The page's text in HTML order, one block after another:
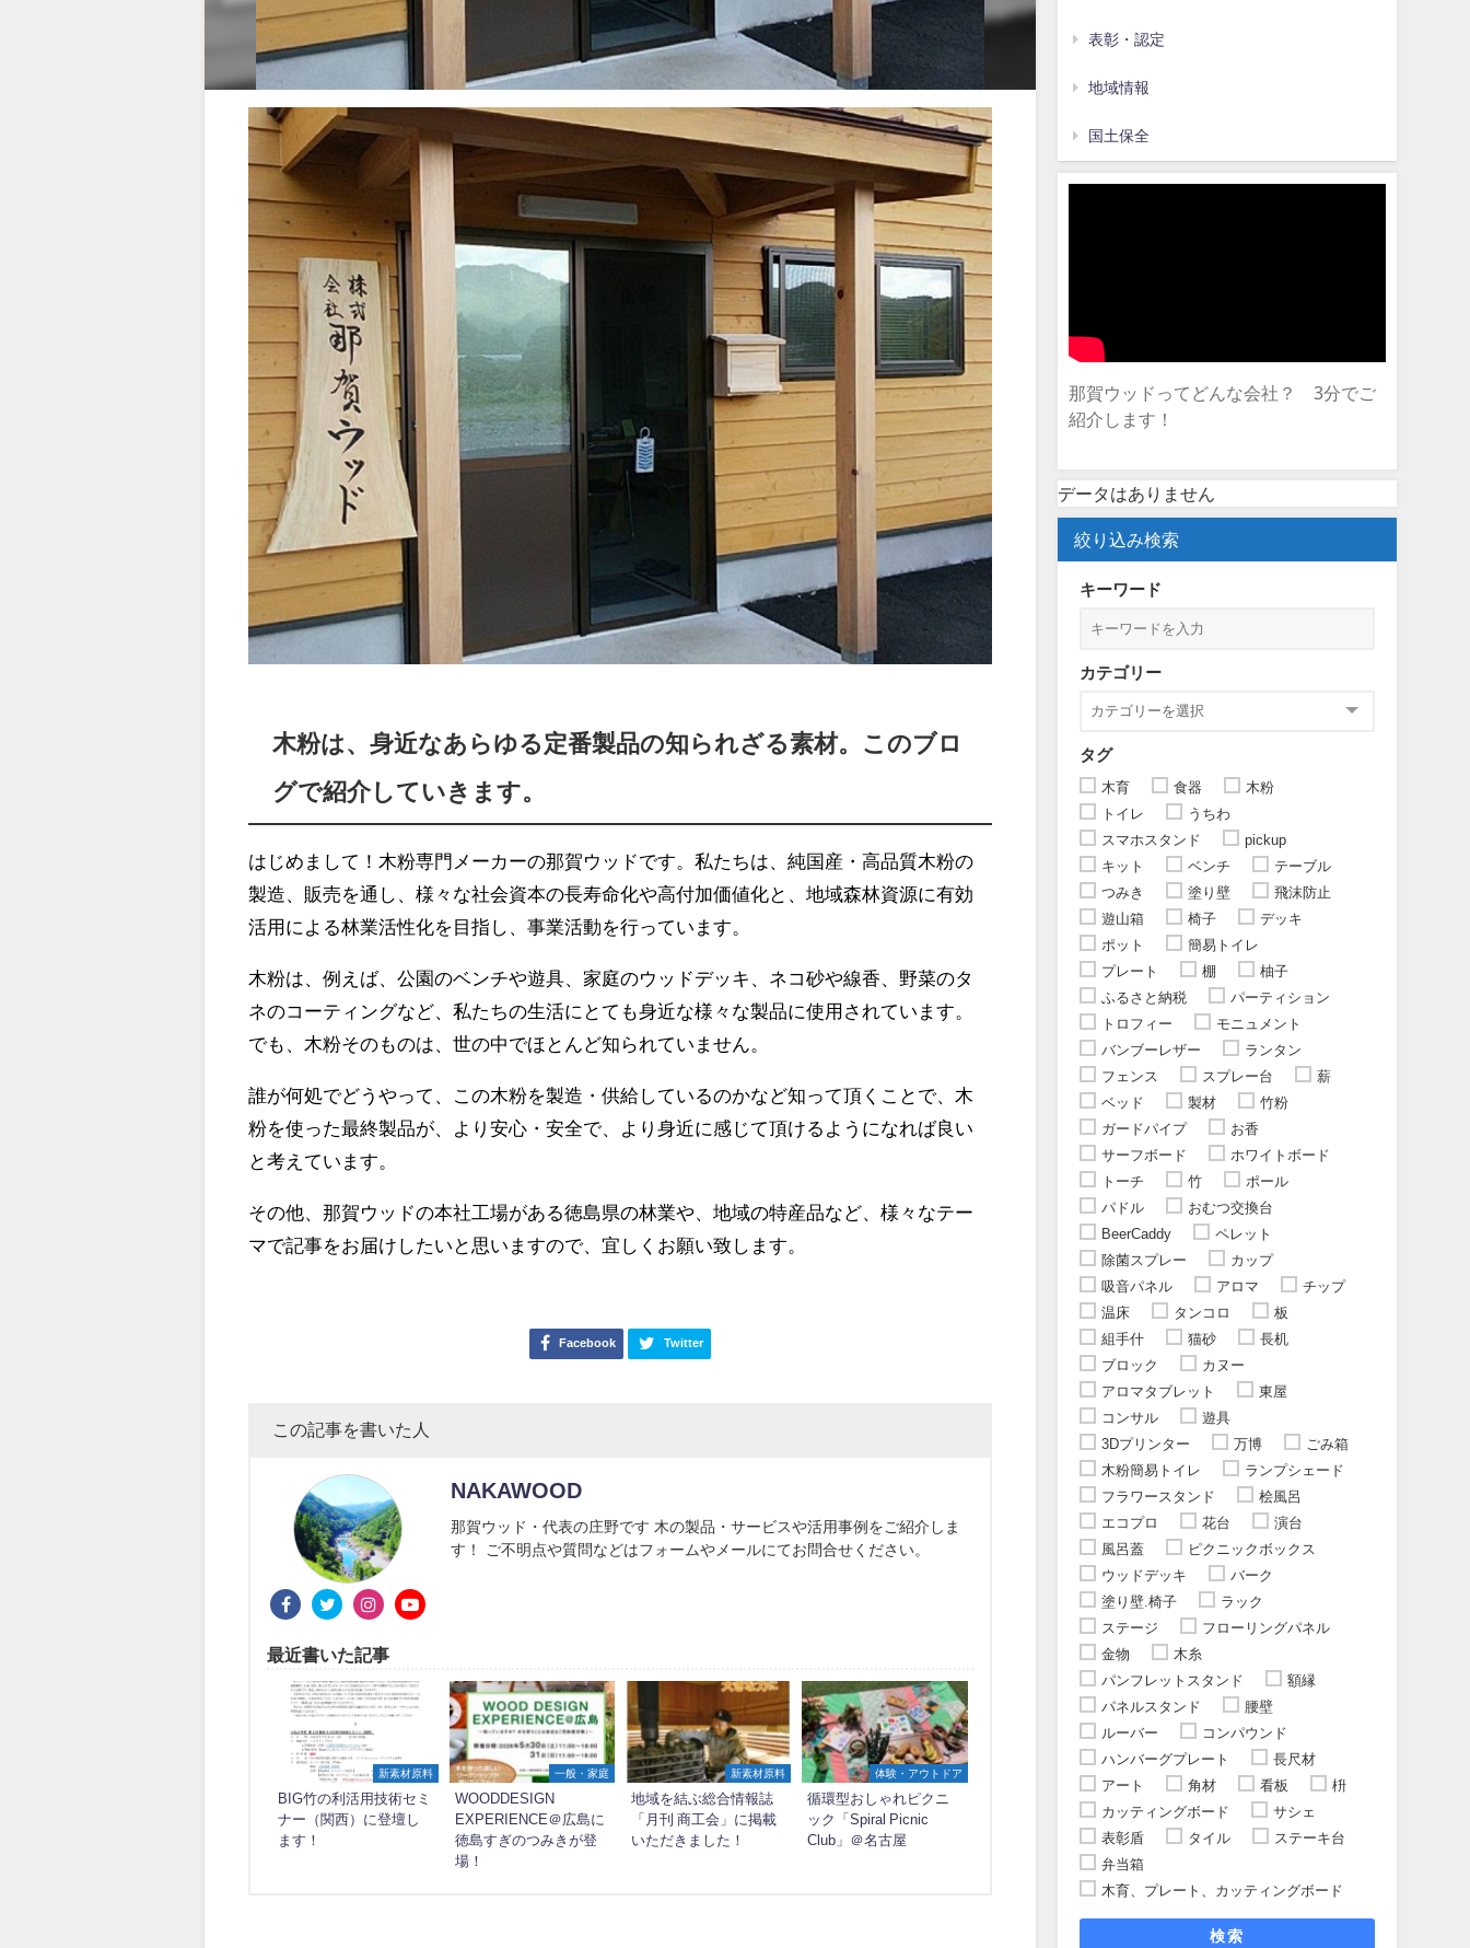
木粉は、身近なあらゆる定番製品の知られざる素材。このブロ
グで紹介していきます。
はじめまして！木粉専門メーカーの那賀ウッドです。私たちは、純国産・高品質木粉の
製造、販売を通し、様々な社会資本の長寿命化や高付加価値化と、地域森林資源に有効
活用による林業活性化を目指し、事業活動を行っています。
木粉は、例えば、公園のベンチや遊具、家庭のウッドデッキ、ネコ砂や線香、野菜のタ
ネのコーティングなど、私たちの生活にとても身近な様々な製品に使用されています。
でも、木粉そのものは、世の中でほとんど知られていません。
誰が何処でどうやって、この木粉を製造・供給しているのかなど知って頂くことで、木
粉を使った最終製品が、より安心・安全で、より身近に感じて頂けるようになれば良い
と考えています。
その他、那賀ウッドの本社工場がある徳島県の林業や、地域の特産品など、様々なテー
マで記事をお届けしたいと思いますので、宜しくお願い致します。
Facebook Twitter
この記事を書いた人
NAKAWOOD
那賀ウッド・代表の庄野です 木の製品・サービスや活用事例をご紹介しま
す！ ご不明点や質問などはフォームやメールにてお問合せください。
最近書いた記事
新素材原料
BIG竹の利活用技術セミ
ナー（関西）に登壇し
ます！
一般・家庭
WOODDESIGN
EXPERIENCE＠広島に
徳島すぎのつみきが登
場！
新素材原料
地域を結ぶ総合情報誌
「月刊 商工会」に掲載
いただきました！
体験・アウトドア
循環型おしゃれピクニ
ック「Spiral Picnic
Club」＠名古屋
表彰・認定
地域情報
国土保全
那賀ウッドってどんな会社？ 3分でご
紹介します！
データはありません
絞り込み検索
キーワード
カテゴリー
タグ
木育 食器
木粉
トイレ
うちわ
スマホスタンド
pickup
キット
ベンチ
テーブル
つみき
塗り壁
飛沫防止
遊山箱
椅子
デッキ
ポット
簡易トイレ
プレート
棚
柚子
ふるさと納税
パーティション
トロフィー
モニュメント
バンブーレザー
ランタン
フェンス
スプレー台
薪
ベッド
製材
竹粉
ガードパイプ
お香
サーフボード
ホワイトボード
トーチ
竹
ポール
パドル
おむつ交換台
BeerCaddy
ペレット
除菌スプレー
カップ
吸音パネル
アロマ
チップ
温床
タンコロ
板
組手什
猫砂
長机
ブロック
カヌー
アロマタブレット
東屋
コンサル
遊具
3Dプリンター
万博
ごみ箱
木粉簡易トイレ
ランプシェード
フラワースタンド
桧風呂
エコプロ
花台
演台
風呂蓋
ピクニックボックス
ウッドデッキ
バーク
塗り壁.椅子
ラック
ステージ
フローリングパネル
金物
木糸
パンフレットスタンド
額縁
パネルスタンド
腰壁
ルーバー
コンパウンド
ハンバーグプレート
長尺材
アート
角材 看板
枡
カッティングボード
サシェ
表彰盾
タイル
ステーキ台
弁当箱
木育、プレート、カッティングボード
検索